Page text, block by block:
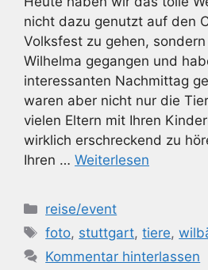
nicht dazu genutzt auf den
Volksfest zu gehen,
Wilhelma gegangen und
interessanten Nachmittag
waren aber nicht nur die
vielen Eltern mit Ihren
wirklich erschreckend zu
Ihren … Weiterlesen
Kategorien
reise/event
Schlagwörter
foto, stuttgart,tiere,
Kommentar hinterlassen